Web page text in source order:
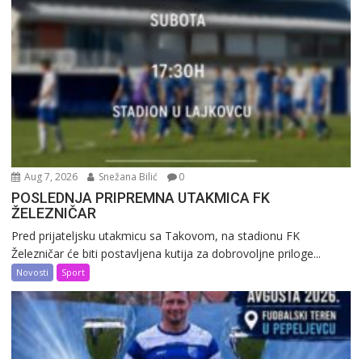
Aug 7, 2026 Snežana Bilić 0
POSLEDNJA PRIPREMNA UTAKMICA FK
ŽELEZNIČAR
Pred prijateljsku utakmicu sa Takovom, na stadionu FK
Železničar će biti postavljena kutija za dobrovoljne priloge...
Novosti Sport